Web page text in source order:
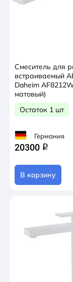
Гарантия
Смеситель для
встраиваемый
Daheim
матовый)
Остаток 1 шт
Германия
20300 q
В корзину